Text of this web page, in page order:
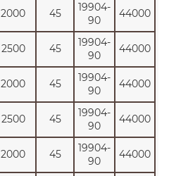
2000 45
19904-
90
44000
2500 45
19904-
90
44000
2000 45
19904-
90
44000
2500 45
19904-
90
44000
2000 45
19904-
90
44000